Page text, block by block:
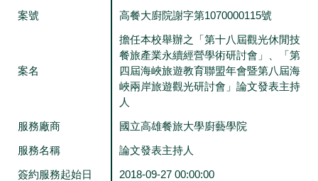
案號
高餐大廚院謝字第1070000115號
案名
擔任本校舉辦之「第十八屆觀光休閒技
餐旅產業永續經營學術研討會」、「第
四屆海峽旅遊教育聯盟年會暨第八屆海
峽兩岸旅遊觀光研討會」論文發表主持
人
服務廠商
國立高雄餐旅大學廚藝學院
服務名稱
論文發表主持人
簽約服務起始日
2018-09-27 00:00:00